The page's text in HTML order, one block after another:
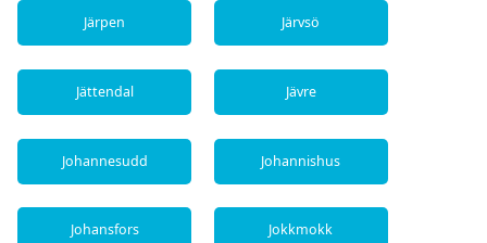
Järpen Järvsö
Jättendal Jävre
Johannesudd Johannishus
Johansfors Jokkmokk